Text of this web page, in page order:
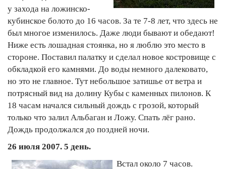
у захода на ложинско-
кубинское болото до 16 часов. За те 7-8 лет, что здесь не
был многое изменилось. Даже люди бывают и обедают!
Ниже есть лошадная стоянка, но я люблю это место в
стороне. Поставил палатку и сделал новое костровище с
обкладкой его камнями. До воды немного далековато,
но это не главное. Тут небольшое затишье от ветра и
потрясный вид на долину Кубы с каменных пилонов. К
18 часам начался сильный дождь с грозой, который
только что залил Альбаган и Ложу. Спать лёг рано.
Дождь продолжался до поздней ночи.
26 июля 2007. 5 день.
Встал около 7 часов.